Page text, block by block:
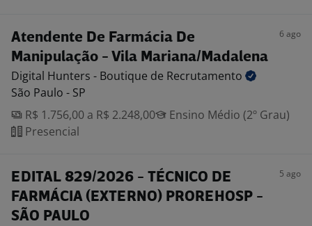
Atendente De Farmácia De
Manipulação - Vila Mariana/Madalena
6 ago
Digital Hunters - Boutique de Recrutamento
São Paulo - SP
R$ 1.756,00 a R$ 2.248,00
Ensino Médio (2º Grau)
Presencial
EDITAL 829/2026 - TÉCNICO DE
FARMÁCIA (EXTERNO) PROREHOSP -
SÃO PAULO
5 ago